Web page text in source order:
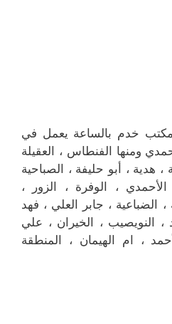
مكتب خدم بالساعة يعمل في
ومنها الفنطاس ، العقيلة
، هدية ، أبو حليفة ، الصباحية
، الوفرة ، الزور ،
، الضباعية ، جابر العلي ، فهد
، النويصيب ، الخيران ، علي
، ام الهيمان ، المنطقة